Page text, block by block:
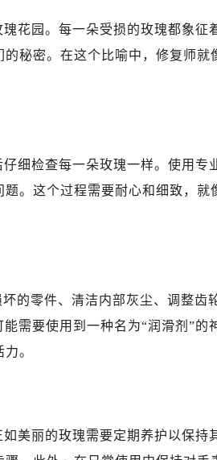
花园。每一朵受损的玫瑰都象征
秘密。在这个比喻中，修复师就
细检查每一朵玫瑰一样。使用专
。这个过程需要耐心和细致，就
的零件、清洁内部灰尘、调整齿
需要使用到一种名为“润滑剂”的
。
美丽的玫瑰需要定期养护以保持